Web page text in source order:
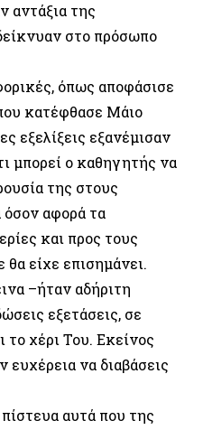
αντάξια της
στο πρόσωπο
όπως αποφάσισε
κατέφθασε Μάιο
εξελίξεις εξανέμισαν
μπορεί ο καθηγητής να
της στους
όσον αφορά τα
και προς τους
είχε επισημάνει.
–ήταν αδήριτη
εξετάσεις, σε
χέρι Του. Εκείνος
ευχέρεια να διαβάσεις
αυτά που της